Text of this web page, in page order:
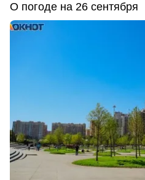
О погоде на 26 сентября